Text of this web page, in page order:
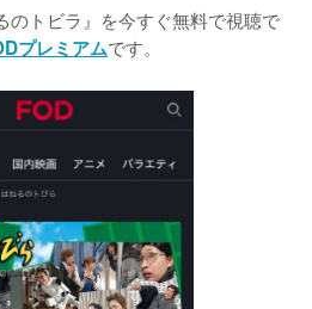
のトビラ』を今すぐ無料で視聴で
プレミアムです。